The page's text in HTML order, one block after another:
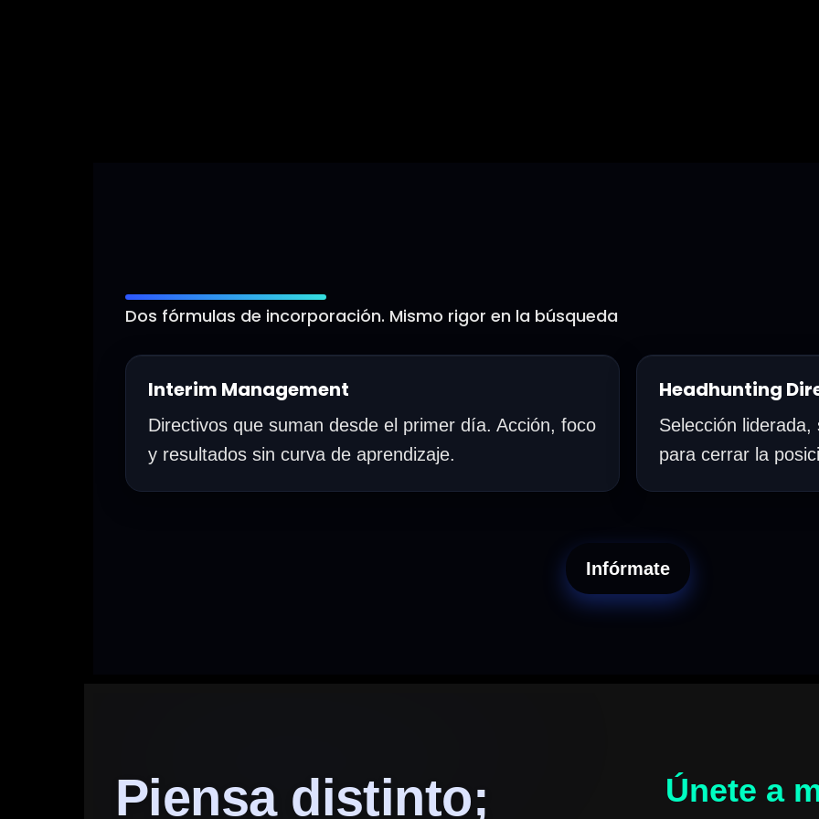
Dos fórmulas de incorporación. Mismo rigor en la búsqueda
Interim Management
Directivos que suman desde el primer día. Acción, foco
y resultados sin curva de aprendizaje.
Headhunting
Selección
para cerrar la
Infórmate
Piensa distinto; Únete a